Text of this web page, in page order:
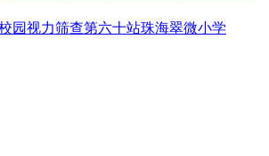
园视力筛查第六十站珠海翠微小学